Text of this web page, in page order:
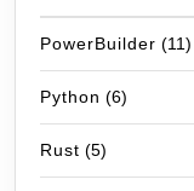
PowerBuilder (11)
Python (6)
Rust (5)